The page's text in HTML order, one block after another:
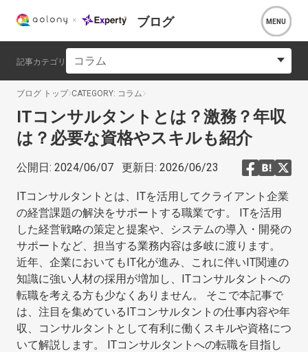
ブログ
記事カテゴリ コラム
ブログ トップ CATEGORY: コラム
ITコンサルタントとは？激務？年収
は？必要な資格やスキルも紹介
公開日: 2024/06/07 更新日: 2026/06/23
ITコンサルタントとは、ITを活用してクライアント企業
の経営課題の解決をサポートする職業です。 ITを活用
した経営戦略の策定と提案や、システムの導入・開発の
サポートなど、担当する業務内容は多岐に渡ります。
近年、企業においてもIT化が進み、これに伴いIT関連の
知識に強い人材の採用が増加し、ITコンサルタントへの
転職を考える方も少なくありません。 そこで本記事で
は、注目を集めているITコンサルタントの仕事内容や年
収、コンサルタントとして有利に働くスキルや資格につ
いて解説します。 ITコンサルタントへの転職を目指し